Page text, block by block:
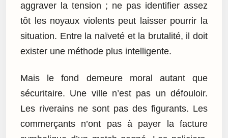
aggraver la tension ; ne pas identifier assez
tôt les noyaux violents peut laisser pourrir la
situation. Entre la naïveté et la brutalité, il doit
exister une méthode plus intelligente.
Mais le fond demeure moral autant que
sécuritaire. Une ville n’est pas un défouloir.
Les riverains ne sont pas des figurants. Les
commerçants n’ont pas à payer la facture